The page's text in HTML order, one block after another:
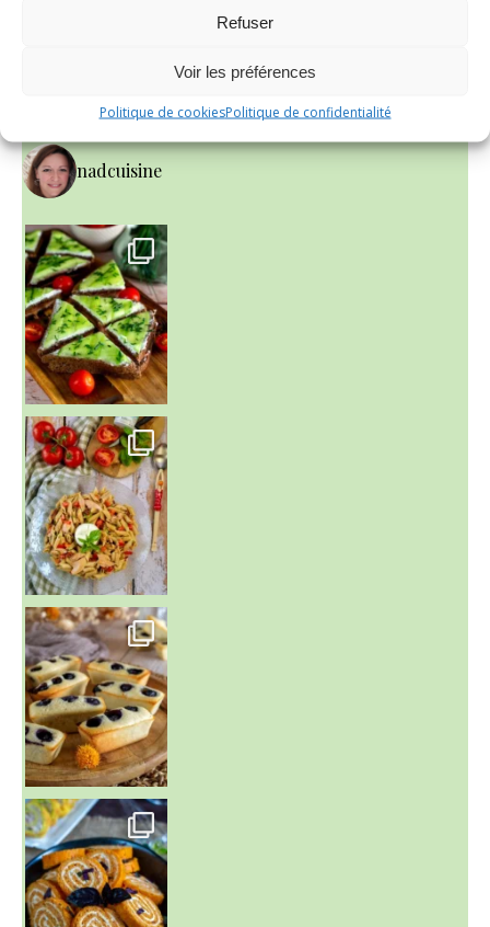
Refuser
Voir les préférences
Politique de cookiesPolitique de confidentialité
si vous les testez à votre tour…
INSTAGRAM
nadcuisine
~ SALADE DE PÂTES AUX DEUX TOMATES THON ET BURRA
~ FINANCIERS MYRTILLES ET CITRON ~
Aujourd'hu